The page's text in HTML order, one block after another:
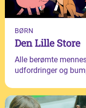
BØRN
Den Lille Store
Alle berømte
udfordringer og